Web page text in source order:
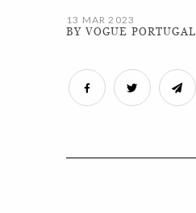
13 MAR 2023
BY VOGUE PORTUGAL